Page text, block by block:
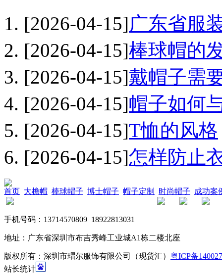
海
[2026-04-15]广东省服
[2026-04-15]棒球帽的
[2026-04-15]戴帽子需
[2026-04-15]帽子如何
[2026-04-15]T恤的风格
[2026-04-15]怎样防止
首页 大檐帽 棒球帽子 博士帽子 帽子定制 时尚帽子 成功案
手机号码：13714570809 18922813031
地址：广东省深圳市布吉秀峰工业城A1栋二楼北座
版权所有：深圳市瑁尔服饰有限公司（现货汇） 粤ICP备
站长统计